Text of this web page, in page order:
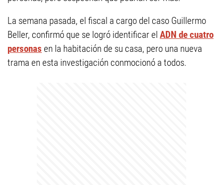
La semana pasada, el fiscal a cargo del caso Guillermo
Beller, confirmó que se logró identificar el ADN de cuatro
personas en la habitación de su casa, pero una nueva
trama en esta investigación conmocionó a todos.